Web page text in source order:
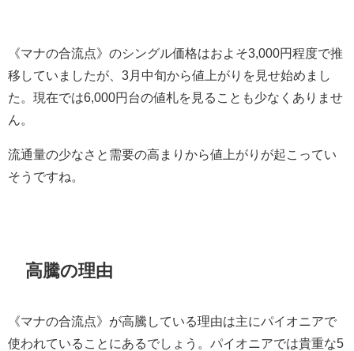
《マナの合流点》のシングル価格はおよそ3,000円程度で推
移していましたが、3月中旬から値上がりを見せ始めまし
た。現在では6,000円台の値札を見ることも少なくありませ
ん。
流通量の少なさと需要の高まりから値上がりが起こってい
そうですね。
高騰の理由
《マナの合流点》が高騰している理由は主にパイオニアで
使われていることにあるでしょう。パイオニアでは貴重な5